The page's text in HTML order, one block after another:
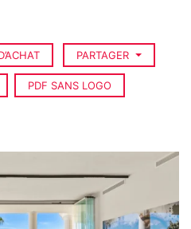
PARTAGER
PDF SANS LOGO